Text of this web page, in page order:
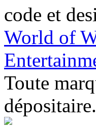
code et
World of
Toute
dépositaire.